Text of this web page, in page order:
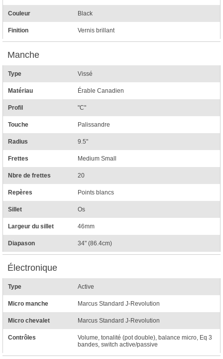
Couleur Black
Finition Vernis brillant
Manche
Type Vissé
Matériau Érable Canadien
Profil "C"
Touche Palissandre
Radius 9.5"
Frettes Medium Small
Nbre de frettes 20
Repères Points blancs
Sillet Os
Largeur du sillet 46mm
Diapason 34" (86.4cm)
Électronique
Type Active
Micro manche Marcus Standard J-Revolution
Micro chevalet Marcus Standard J-Revolution
Contrôles
Volume, tonalité (pot double), balance micro, Eq 3
bandes, switch active/passive